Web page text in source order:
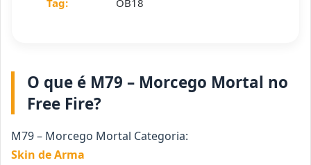
Tag: OB18
O que é M79 – Morcego Mortal no
Free Fire?
M79 – Morcego Mortal Categoria:
Skin de Arma